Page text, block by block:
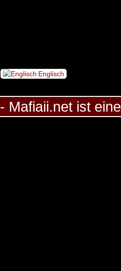
Englisch
- Mafiaii.net ist